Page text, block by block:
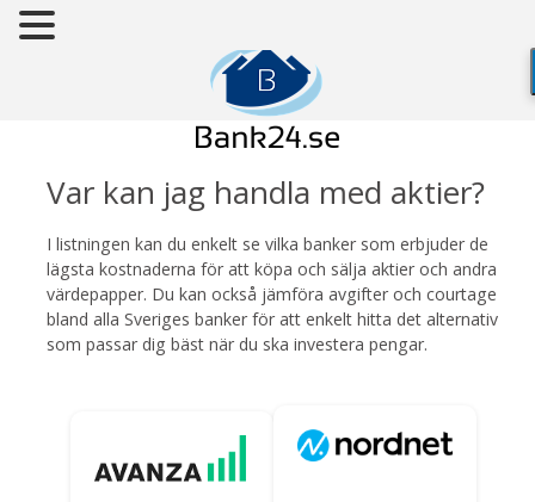
Var kan jag handla med aktier?
I listningen kan du enkelt se vilka banker som erbjuder de
lägsta kostnaderna för att köpa och sälja aktier och andra
värdepapper. Du kan också jämföra avgifter och courtage
bland alla Sveriges banker för att enkelt hitta det alternativ
som passar dig bäst när du ska investera pengar.